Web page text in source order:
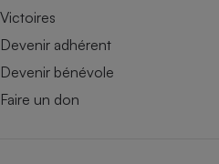
Victoires
Devenir adhérent
Devenir bénévole
Faire un don